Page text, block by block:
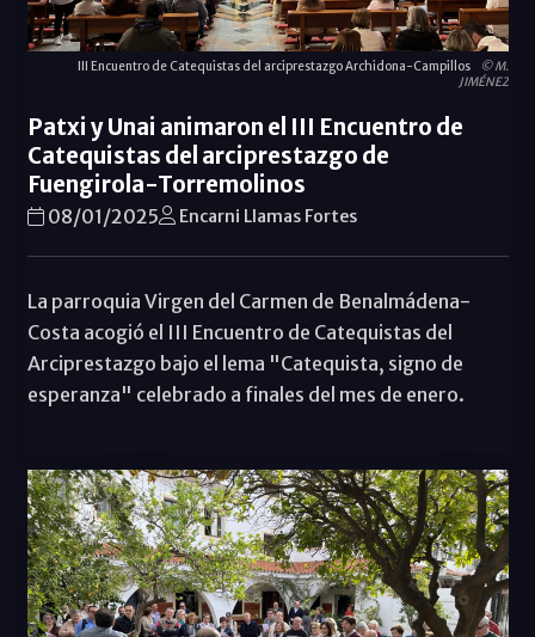
III Encuentro de Catequistas del arciprestazgo Archidona-Campillos
© M.
JIMÉNEZ
Patxi y Unai animaron el III Encuentro de
Catequistas del arciprestazgo de
Fuengirola-Torremolinos
08/01/2025 Encarni Llamas Fortes
La parroquia Virgen del Carmen de Benalmádena-
Costa acogió el III Encuentro de Catequistas del
Arciprestazgo bajo el lema "Catequista, signo de
esperanza" celebrado a finales del mes de enero.